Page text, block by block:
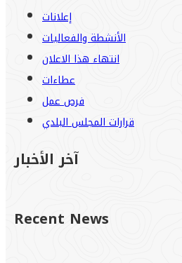
إعلانات
الأنشطة والفعاليات
انتهاء هذا الاعلان
عطاءات
فرص عمل
قرارات المجلس البلدي
آخر الأخبار
Recent News